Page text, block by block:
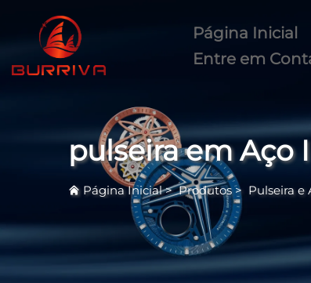
Página Inicial
Entre em
pulseira em Aço
Página Inicial>Produtos> Pulseira e